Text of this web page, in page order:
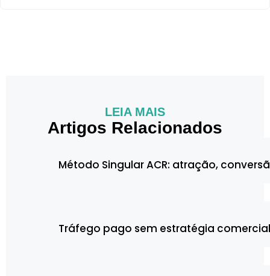
LEIA MAIS
Artigos Relacionados
Método Singular ACR: atração,
Tráfego pago sem estratégia